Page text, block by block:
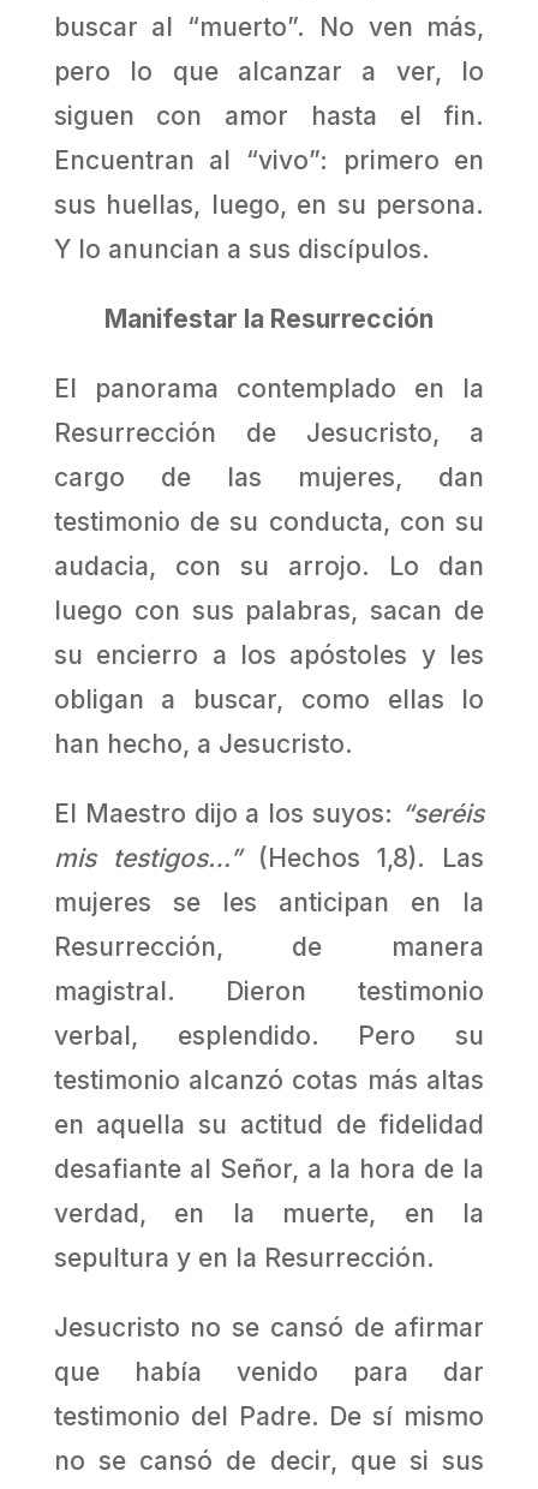
buscar al “muerto”. No ven más,
pero lo que alcanzar a ver, lo
siguen con amor hasta el fin.
Encuentran al “vivo”: primero en
sus huellas, luego, en su persona.
Y lo anuncian a sus discípulos.
Manifestar la Resurrección
El panorama contemplado en la
Resurrección de Jesucristo, a
cargo de las mujeres, dan
testimonio de su conducta, con su
audacia, con su arrojo. Lo dan
luego con sus palabras, sacan de
su encierro a los apóstoles y les
obligan a buscar, como ellas lo
han hecho, a Jesucristo.
El Maestro dijo a los suyos: “seréis
mis testigos…”(Hechos 1,8). Las
mujeres se les anticipan en la
Resurrección, de manera
magistral. Dieron testimonio
verbal, esplendido. Pero su
testimonio alcanzó cotas más altas
en aquella su actitud de fidelidad
desafiante al Señor, a la hora de la
verdad, en la muerte, en la
sepultura y en la Resurrección.
Jesucristo no se cansó de afirmar
que había venido para dar
testimonio del Padre. De sí mismo
no se cansó de decir, que si sus